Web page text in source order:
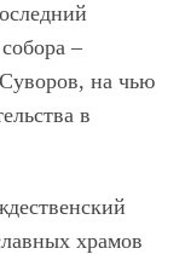
–
на чью
в
храмов